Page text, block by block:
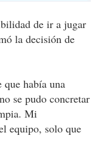
de ir a jugar
la decisión de
que había una
se pudo concretar
Mi
equipo, solo que